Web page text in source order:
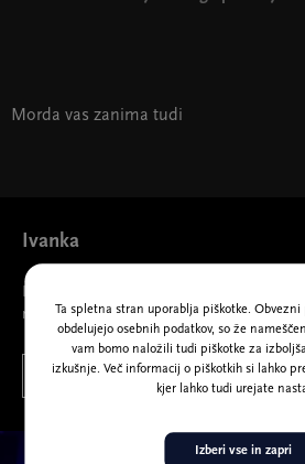
Morda vas zanima tudi
Ivanka
Ivanka
najboljša spremljevalka na prireditve.
VEČ O KARTICI IVANKA
Ta spletna stran uporablja piškotke.
obdelujejo osebnih podatkov, so že
vam bomo naložili tudi piškotke za
izkušnje. Več informacij o piškotkih si lahko
kjer lahko tudi urejate
Izberi vse in zapri